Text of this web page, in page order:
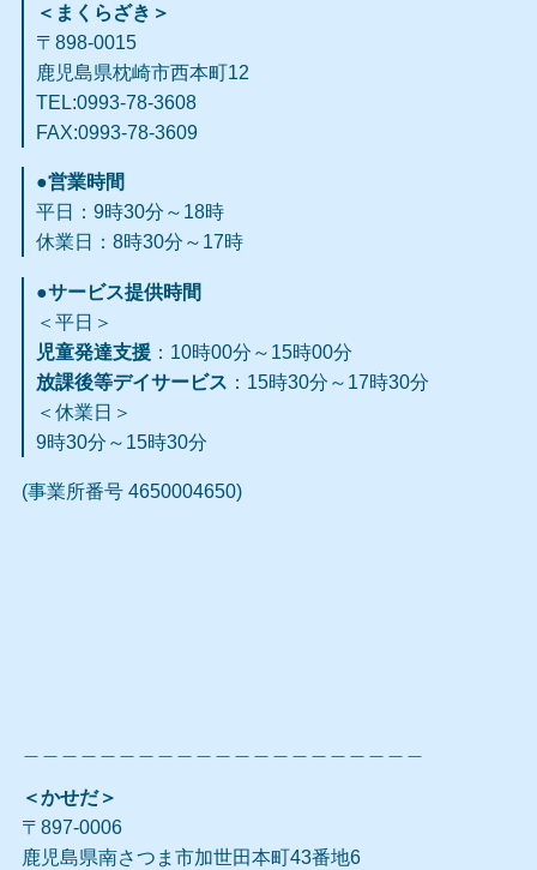
＜まくらざき＞
〒898-0015
鹿児島県枕崎市西本町12
TEL:0993-78-3608
FAX:0993-78-3609​
●営業時間
平日：9時30分～18時
休業日：8時30分～17時
●サービス提供時間
＜平日＞
児童発達支援：10時00分～15時00分
放課後等デイサービス ：15時30分～17時30分
＜休業日＞
9時30分～15時30分
(事業所番号 4650004650)
＜かせだ＞
〒897-0006
鹿児島県南さつま市加世田本町43番地6